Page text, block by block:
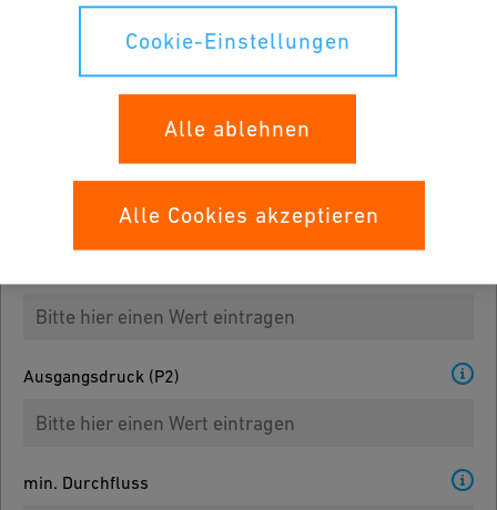
Density g/cm
Ausgangsdruck (P2)
min. Durchfluss
Cookie-Einstellungen
Alle ablehnen
Alle Cookies akzeptieren